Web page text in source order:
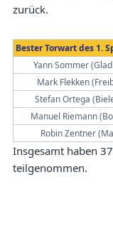
zurück.
Bester Torwart des 1.
Yann Sommer
Mark Flekken
Stefan Ortega
Manuel Riemann
Robin Zentner
Insgesamt haben
teilgenommen.